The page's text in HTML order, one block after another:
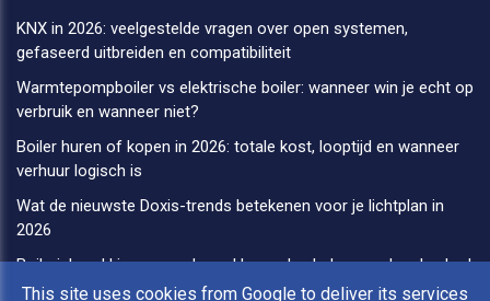
KNX in 2026: veelgestelde vragen over open systemen,
gefaseerd uitbreiden en compatibiliteit
Warmtepompboiler vs elektrische boiler: wanneer win je echt op
verbruik en wanneer niet?
Boiler huren of kopen in 2026: totale kost, looptijd en wanneer
verhuur logisch is
Wat de nieuwste Doxis-trends betekenen voor je lichtplan in
2026
Boilerinhoud kiezen zonder gokken: rekenhulp voor douche, bad
en keuken (50 tot 500 liter)
This site uses cookies from Google to deliver its services